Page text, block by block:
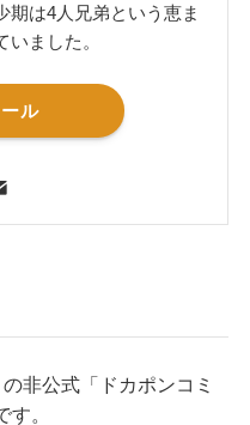
期は4人兄弟という恵ま
ました。
ル
非公式「ドカポンコミ
。